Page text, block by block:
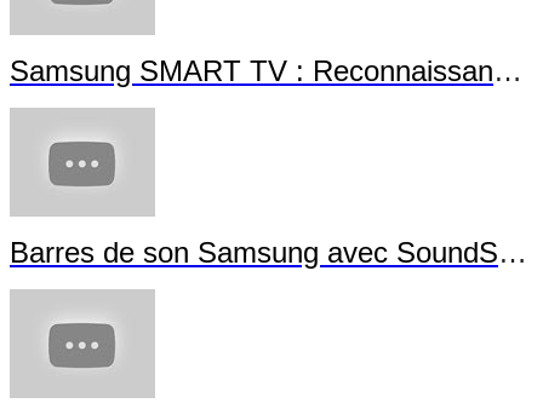
Samsung SMART TV : Reconnaissance Gestuelle
Barres de son Samsung avec SoundShare